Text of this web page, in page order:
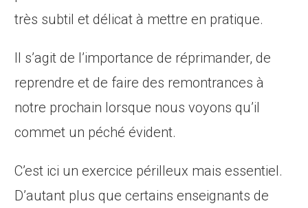
très subtil et délicat à mettre en pratique.
Il s’agit de l’importance de réprimander, de
reprendre et de faire des remontrances à
notre prochain lorsque nous voyons qu’il
commet un péché évident.
C’est ici un exercice périlleux mais essentiel.
D’autant plus que certains enseignants de